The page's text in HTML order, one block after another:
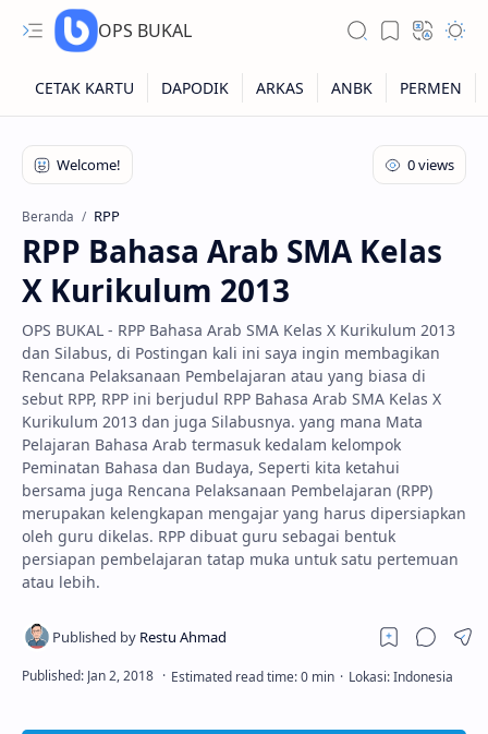
OPS BUKAL
Kartu NUPTK
Kartu NRG
Kartu NISN
Kartu NISN Foto
Kartu NISN Massal
Beranda RPP
RPP Bahasa Arab SMA Kelas
X Kurikulum 2013
OPS BUKAL - RPP Bahasa Arab SMA Kelas X Kurikulum 2013
dan Silabus, di Postingan kali ini saya ingin membagikan
Rencana Pelaksanaan Pembelajaran atau yang biasa di
sebut RPP, RPP ini berjudul RPP Bahasa Arab SMA Kelas X
Kurikulum 2013 dan juga Silabusnya. yang mana Mata
Pelajaran Bahasa Arab termasuk kedalam kelompok
Peminatan Bahasa dan Budaya, Seperti kita ketahui
bersama juga Rencana Pelaksanaan Pembelajaran (RPP)
merupakan kelengkapan mengajar yang harus dipersiapkan
oleh guru dikelas. RPP dibuat guru sebagai bentuk
persiapan pembelajaran tatap muka untuk satu pertemuan
atau lebih.